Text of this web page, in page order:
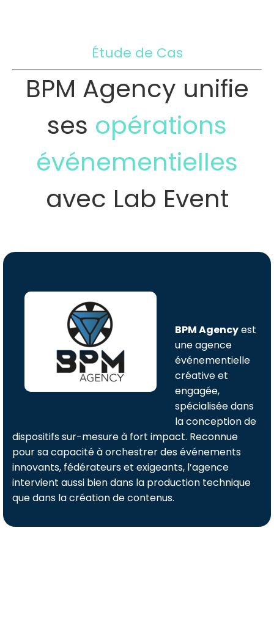
Étude de Cas
BPM Agency unifie
ses opérations
événementielles
avec Lab Event
BPM Agencyest
une agence
événementielle
créative et
engagée,
spécialisée dans
la conception de
dispositifs sur-mesure à fort impact. Reconnue
pour sa capacité à orchestrer des événements
innovants, fédérateurs et exigeants, l’agence
intervient aussi bien dans la production technique
que dans la création de contenus.